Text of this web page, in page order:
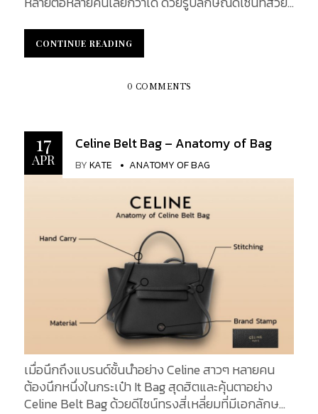
เลือกสรรแล้วนั้น ในปัจจุบันแต่ละรุ่นยังมีรายชื่ออยู่ในลิ
สต์ ITEM ฮิตที่สาว ๆ ควรมี ดังนั้นวันนี้เราได้ทำการ
Nano Belt Bag In Grained Calfskin Nano Belt
ทรงกระเป๋าเป็นสี่เหลี่ยมคางหมูที่ได้มาตรฐาน มาพร้อม
กับฮาร์ดแวร์โลหะทอง หูหิ้ว และสายสะพายแบบ
Crossbody สามารถใช้งานได้ตามความต้องการ ตัว
กระเป๋าใบนี้มีขนาด 20 X 20 X 10 ซม. (8 X 8 X 4 นิ้ว)
คู่กับสายรัดหนังที่สามารถถอดได้ และปรับได้มีขนาด 53
ซม. (21 นิ้ว) ใบนี้มีราคา 2,150 USD คิดเป็นเงินไทยอยู่ที่
Calfskin Teen Triomphe...
CONTINUE READING
CONTINUE READING
0 COMMENTS
17
APR
Celine Belt Bag – Anatomy of Bag
BYKATE ANATOMY OF BAG
เมื่อนึกถึงแบรนด์ชั้นนำอย่าง Celine สาวๆ หลายคน
ต้องนึกหนึ่งในกระเป๋า It Bag สุดฮิตและคุ้นตาอย่าง
Celine Belt Bag ด้วยดีไซน์ทรงสี่เหลี่ยมที่มีเอกลักษณ์